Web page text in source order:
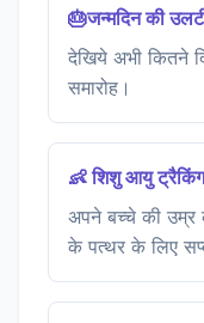
🎂जन्मदिन की
देखिये अभी कितने
समारोह।
👶 शिशु आयु ट्रैकिंग
अपने बच्चे की उम्र
के पत्थर के लिए